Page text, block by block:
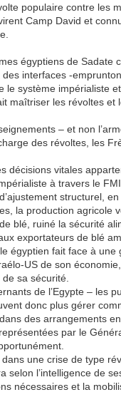
populaire contre les
Camp David et
égyptiens de Sadate
interfaces -
le système impérialiste
maîtriser les révoltes et
– et non
des révoltes, les
décisions vitales
à travers le
structurel,
la production agricole
blé, ruiné la sécurité
exportateurs de blé
égyptien fait face à une
US de son
sa sécurité.
de l’Egypte – les
donc plus gérer
des arrangements
par le
une crise de type
selon l’intelligence de
nécessaires et la